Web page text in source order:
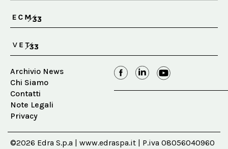
Archivio News
Chi Siamo
Contatti
Note Legali
Privacy
©2026 Edra S.p.a | www.edraspa.it | P.iva 08056040960